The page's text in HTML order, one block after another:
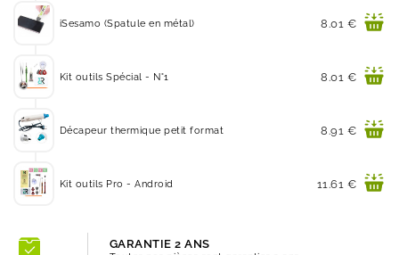
iSesamo (Spatule en métal) Prix
8.01 €
Kit outils Spécial - N°1 Prix
8.01 €
Décapeur thermique petit format Prix
8.91 €
Kit outils Pro - Android Prix
11.61 €
GARANTIE 2 ANS